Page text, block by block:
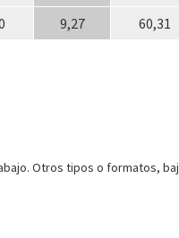
9,27 60,31
Otros tipos o formatos,